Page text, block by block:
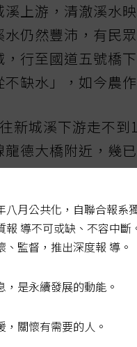
上游，清澈溪水
仍然豐沛，有民
行至國道五號橋
缺水」，如今農
新城溪下游走不到
德大橋附近，幾
水窪中沒有任何
颱風來襲，曾讓這
些零星農作。種菜
沖刷橋墩，現在新
菜園的鄰居不信邪
一片，留下荒廢菜
八月公共化，自聯合報系
報 導不可或缺、不容中
、監督，推出深度報 導。
，是永續發展的動能。
，關懷有需要的人。